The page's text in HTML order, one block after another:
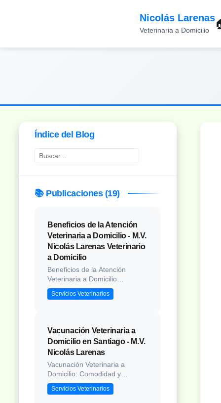
Nicolás Larenas
Veterinaria a Domicilio
Índice del Blog
📚 Publicaciones (19)
Beneficios de la Atención
Veterinaria a Domicilio - M.V.
Nicolás Larenas Veterinario
a Domicilio
Beneficios de la Atención
Veterinaria a Domicilio
Introducción La vida moderna
presenta múltiples desafíos
sobrecargadas hasta el estrés
que experimentan los animales
durante los traslados a las
clínicas veterinarias. La
atención veterinaria a...
Servicios Veterinarios
Vacunación Veterinaria a
Domicilio en Santiago - M.V.
Nicolás Larenas
Vacunación Veterinaria a
Domicilio: Comodidad y
Protección para tu Mascota
Introducción La vacunación es
Servicios Veterinarios